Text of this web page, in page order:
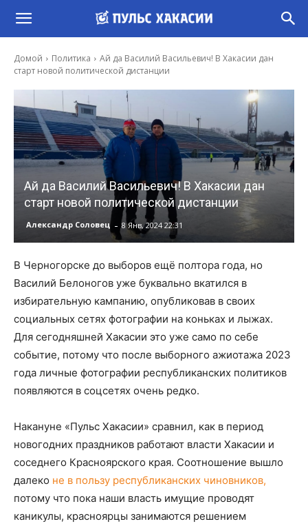
Домой Политика
Ай да Василий Васильевич! В Хакасии дан
старт новой политической дистанции
Ай да Василий Васильевич! В Хакасии дан
старт новой политической дистанции
Александр Соловец - 8 Янв, 2024 22:31
В Черногорске до выборов ещё полтора года, но
Василий Белоногов уже буквально вкатился в
избирательную кампанию, опубликовав в своих
социальных сетях фотографии на коньках и лыжах.
Для сегодняшней Хакасии это уже само по себе
событие, потому что после выборного ажиотажа 2023
года личные фотографии республиканских политиков
появляются в соцсетях очень редко.
Накануне «Пульс Хакасии» сравнил, как в период
новогодних праздников работают власти Хакасии и
соседнего Красноярского края. Соотношение вышло
далеко не в пользу республиканских чиновников,
потому что пока наши власть имущие проводят
каникулы, красноярцы занимаются решением